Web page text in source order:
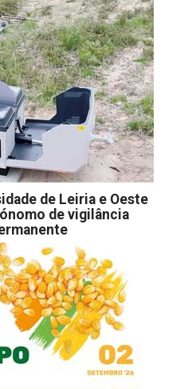
de Leiria e Oeste
de vigilância